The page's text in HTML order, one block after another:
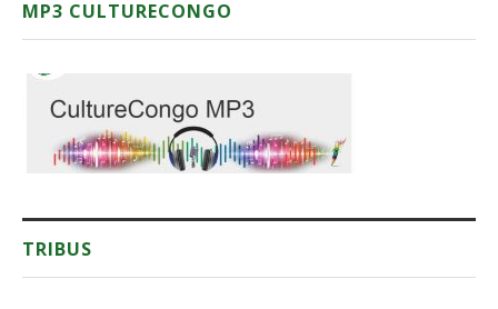
MP3 CULTURECONGO
TRIBUS